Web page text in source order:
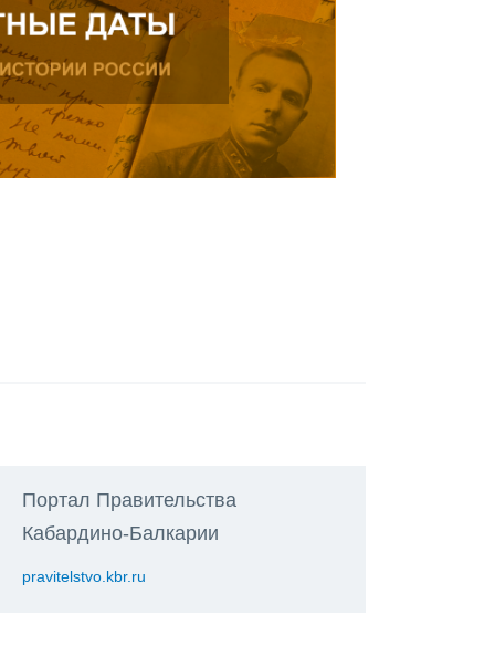
Портал Правительства
Кабардино-Балкарии
pravitelstvo.kbr.ru